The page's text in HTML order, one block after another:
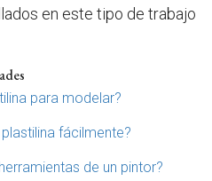
en este tipo de trabajo
para modelar?
fácilmente?
de un pintor?